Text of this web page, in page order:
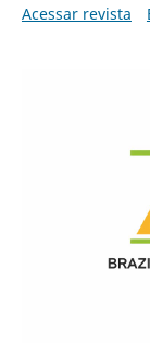
Acessar revista